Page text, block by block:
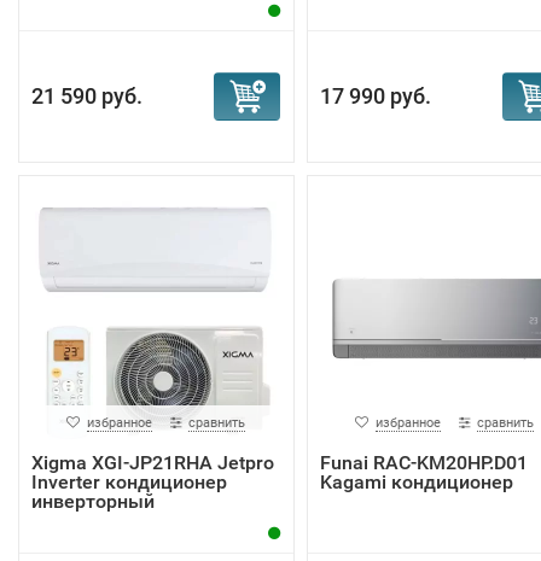
21 590 руб. 17 990 руб.
избранное сравнить
Xigma XGI-JP21RHA Jetpro
Inverter кондиционер
инверторный
избранное сравнить
Funai RAC-KM20HP.D01
Kagami кондиционер